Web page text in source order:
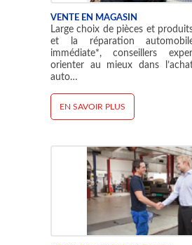
VENTE EN MAGASIN
Large choix de pièces et
et la réparation
immédiate*, conseillers
orienter au mieux dans
auto…
EN SAVOIR PLUS